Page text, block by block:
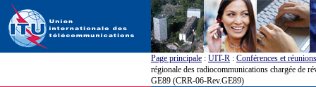
Page principale : UIT-R : Conférences et réunions
régionale des radiocommunications chargée de
GE89 (CRR-06-Rev.GE89)